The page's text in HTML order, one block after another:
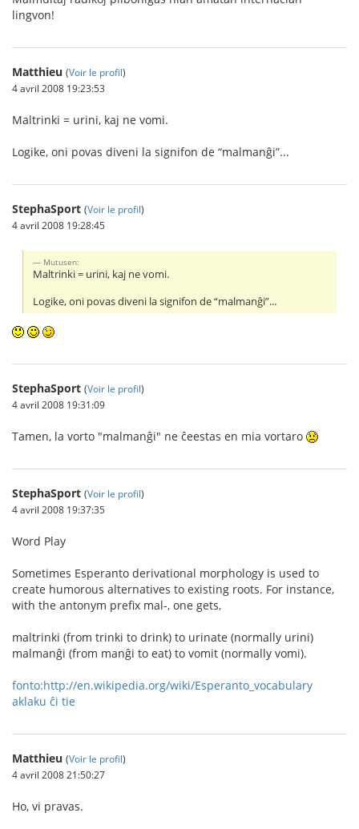
lingvon!
Matthieu (Voir le profil)
4 avril 2008 19:23:53
Maltrinki = urini, kaj ne vomi.
Logike, oni povas diveni la signifon de “malmanĝi”...
StephaSport (Voir le profil)
4 avril 2008 19:28:45
Mutusen:
Maltrinki = urini, kaj ne vomi.
Logike, oni povas diveni la signifon de “malmanĝi”...
StephaSport (Voir le profil)
4 avril 2008 19:31:09
Tamen, la vorto "malmanĝi" ne ĉeestas en mia vortaro
StephaSport (Voir le profil)
4 avril 2008 19:37:35
Word Play
Sometimes Esperanto derivational morphology is used to
create humorous alternatives to existing roots. For instance,
with the antonym prefix mal-, one gets,
maltrinki (from trinki to drink) to urinate (normally urini)
malmanĝi (from manĝi to eat) to vomit (normally vomi).
fonto:http://en.wikipedia.org/wiki/Esperanto_vocabulary
aklaku ĉi tie
Matthieu (Voir le profil)
4 avril 2008 21:50:27
Ho, vi pravas.